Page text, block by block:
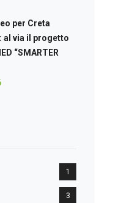
per Creta
al via il progetto
“SMARTER
1
3